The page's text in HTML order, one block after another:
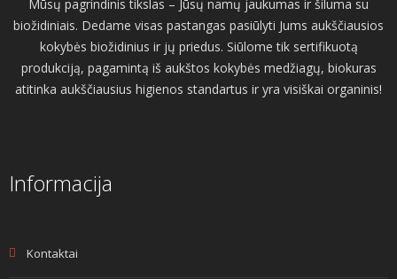
Mūsų pagrindinis tikslas – Jūsų namų jaukumas ir šiluma su
biožidiniais. Dedame visas pastangas pasiūlyti Jums aukščiausios
kokybės biožidinius ir jų priedus. Siūlome tik sertifikuotą
produkciją, pagamintą iš aukštos kokybės medžiagų, biokuras
atitinka aukščiausius higienos standartus ir yra visiškai organinis!
Informacija
Kontaktai